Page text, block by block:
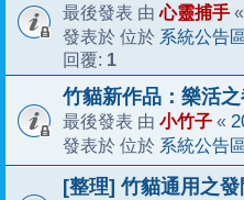
最後發表 由心靈捕手 «
發表於 位於 系統公告
回覆: 1
竹貓新作品：樂活
最後發表 由 小竹子 «
發表於 位於 系統公告
[整理] 竹貓通用之